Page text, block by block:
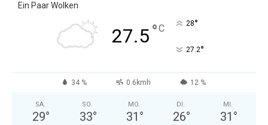
Ein Paar Wolken
27.5°C 28°
27.2°
34 % 0.6kmh 12 %
SA.
29°
SO.
33°
MO.
31 °
DI.
26°
MI.
31 °